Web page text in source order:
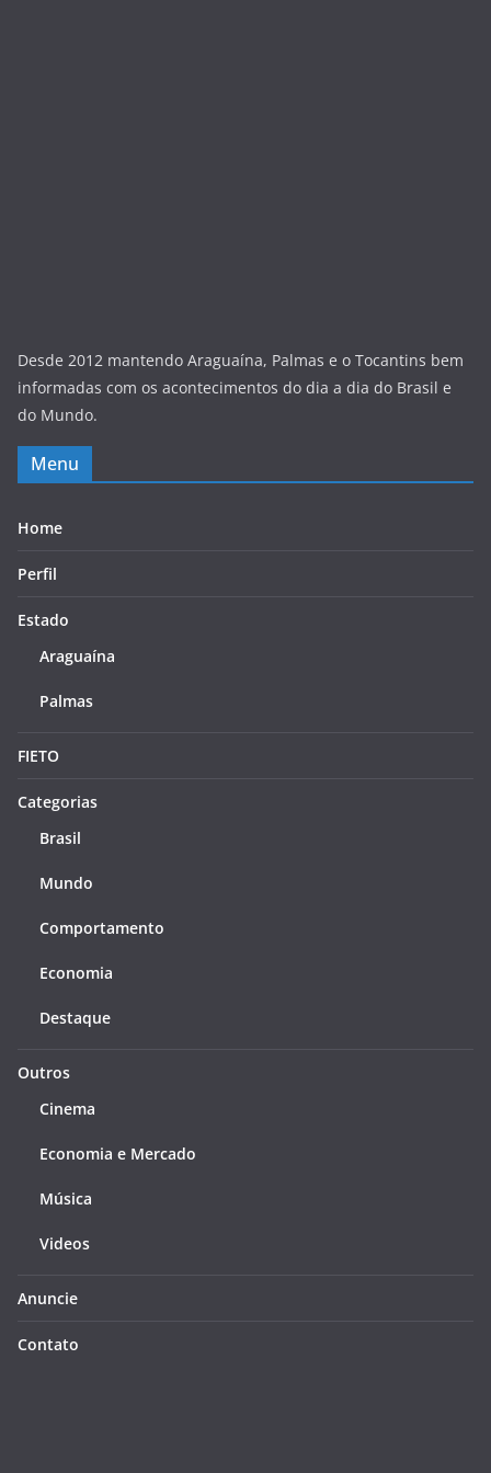
Desde 2012 mantendo Araguaína, Palmas e o Tocantins bem
informadas com os acontecimentos do dia a dia do Brasil e
do Mundo.
Menu
Home
Perfil
Estado
Araguaína
Palmas
FIETO
Categorias
Brasil
Mundo
Comportamento
Economia
Destaque
Outros
Cinema
Economia e Mercado
Música
Videos
Anuncie
Contato